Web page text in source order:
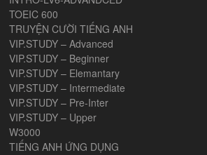
TOEIC 600
TRUYỆN CƯỜI TIẾNG ANH
VIP.STUDY – Advanced
VIP.STUDY – Beginner
VIP.STUDY – Elemantary
VIP.STUDY – Intermediate
VIP.STUDY – Pre-Inter
VIP.STUDY – Upper
W3000
TIẾNG ANH ỨNG DỤNG